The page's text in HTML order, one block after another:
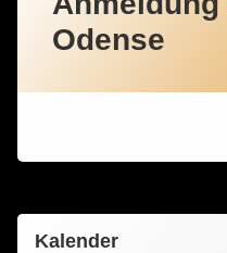
Odense
Kalender